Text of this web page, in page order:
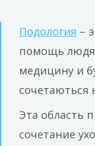
Подология –
помощь
медицину и
сочетаються
Эта область
сочетание